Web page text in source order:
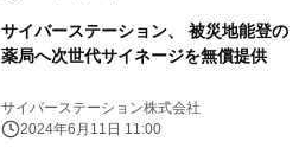
サイバーステーション、 被災地能登の
薬局へ次世代サイネージを無償提供
サイバーステーション株式会社
2024年6月11日 11:00